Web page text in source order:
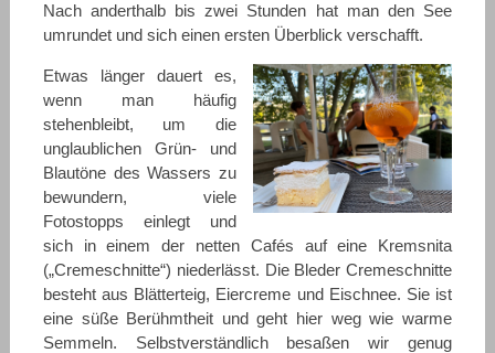
Nach anderthalb bis zwei Stunden hat man den See
umrundet und sich einen ersten Überblick verschafft.
Etwas länger dauert es,
wenn man häufig
stehenbleibt, um die
unglaublichen Grün- und
Blautöne des Wassers zu
bewundern, viele
Fotostopps einlegt und
sich in einem der netten Cafés auf eine Kremsnita
(„Cremeschnitte“) niederlässt. Die Bleder Cremeschnitte
besteht aus Blätterteig, Eiercreme und Eischnee. Sie ist
eine süße Berühmtheit und geht hier weg wie warme
Semmeln. Selbstverständlich besaßen wir genug